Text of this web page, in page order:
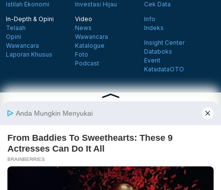
Istilah Ekonomi
Investasi Hijau
Cek Data
In-Depth & Opini
Telaah
Opini
Wawancara
Laporan Khusus
Video
News
Wawancara
Katalogue
Foto
Podcast
Info
Indeks
Insight Center
Databoks
Event
KatadataOTO
Follow us on Facebook